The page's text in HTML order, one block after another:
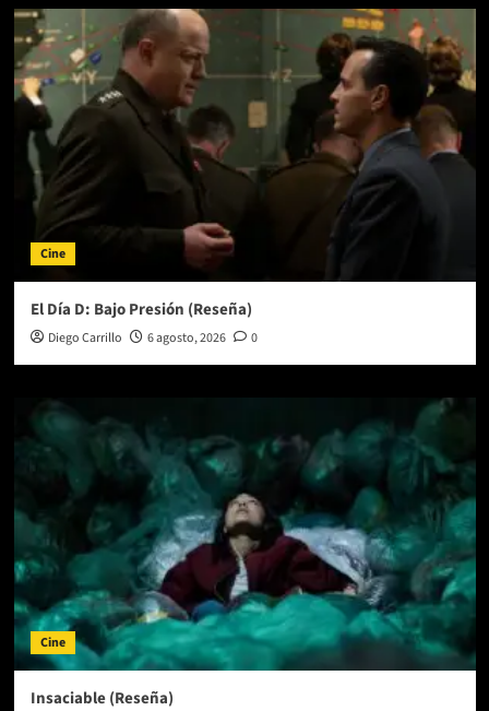
Cine
El Día D: Bajo Presión (Reseña)
Diego Carrillo 6 agosto, 2026 0
Cine
Insaciable (Reseña)